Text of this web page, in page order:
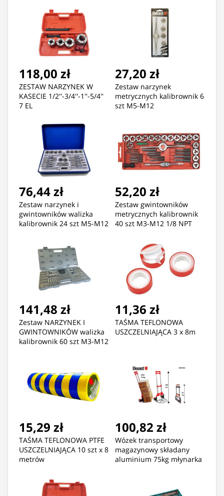
118,00 zł
ZESTAW NARZYNEK W
KASECIE 1/2''-3/4''-1''-5/4''
7 EL
27,20 zł
Zestaw narzynek
metrycznych kalibrownik 6
szt M5-M12
76,44 zł
Zestaw narzynek i
gwintowników walizka
kalibrownik 24 szt M5-M12
52,20 zł
Zestaw gwintowników
metrycznych kalibrownik
40 szt M3-M12 1/8 NPT
141,48 zł
Zestaw NARZYNEK I
GWINTOWNIKÓW walizka
kalibrownik 60 szt M3-M12
11,36 zł
TAŚMA TEFLONOWA
USZCZELNIAJĄCA 3 x 8m
15,29 zł
TAŚMA TEFLONOWA PTFE
USZCZELNIAJĄCA 10 szt x 8
metrów
100,82 zł
Wózek transportowy
magazynowy składany
aluminium 75kg młynarka